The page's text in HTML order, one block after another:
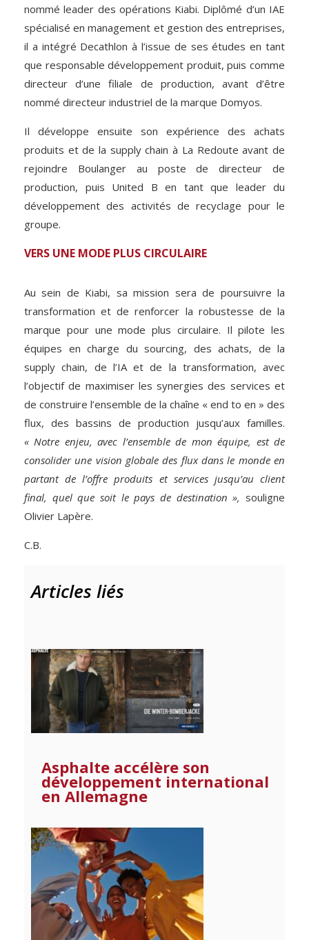
nommé leader des opérations Kiabi. Diplômé d’un IAE
spécialisé en management et gestion des entreprises,
il a intégré Decathlon à l’issue de ses études en tant
que responsable développement produit, puis comme
directeur d’une filiale de production, avant d’être
nommé directeur industriel de la marque Domyos.
Il développe ensuite son expérience des achats
produits et de la supply chain à La Redoute avant de
rejoindre Boulanger au poste de directeur de
production, puis United B en tant que leader du
développement des activités de recyclage pour le
groupe.
VERS UNE MODE PLUS CIRCULAIRE
Au sein de Kiabi, sa mission sera de poursuivre la
transformation et de renforcer la robustesse de la
marque pour une mode plus circulaire. Il pilote les
équipes en charge du sourcing, des achats, de la
supply chain, de l’IA et de la transformation, avec
l’objectif de maximiser les synergies des services et
de construire l’ensemble de la chaîne « end to en » des
flux, des bassins de production jusqu’aux familles.
« Notre enjeu, avec l’ensemble de mon équipe, est de
consolider une vision globale des flux dans le monde en
partant de l’offre produits et services jusqu’au client
final, quel que soit le pays de destination », souligne
Olivier Lapère.
C.B.
Articles liés
Asphalte accélère son
développement international
en Allemagne